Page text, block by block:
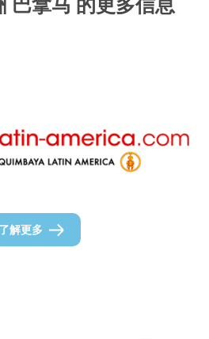
巴拿马 的更多信息
了解更多